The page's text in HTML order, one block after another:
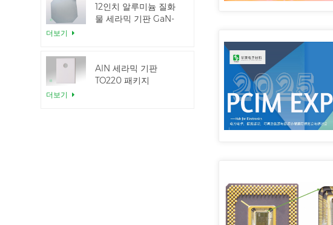
12인치 알루미늄 질화
물 세라믹 기판 GaN-
더보기
AlN 세라믹 기판
TO220 패키지
더보기